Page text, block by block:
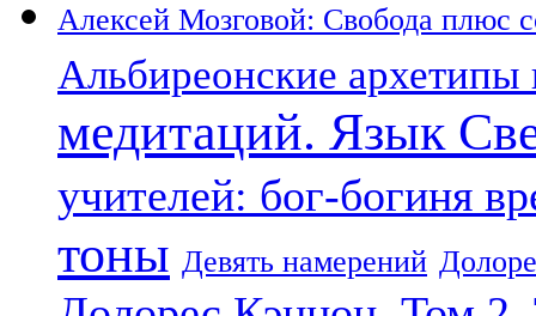
Алексей Мозговой: Свобода плюс
Альбиреонские
медитаций. Язык
учителей: бог-богиня
тоны Девять намерений